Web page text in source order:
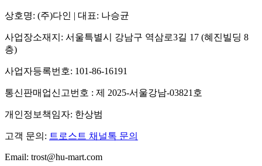
상호명: (주)다인 | 대표: 나승균
사업장소재지: 서울특별시 강남구 역삼로3길 17 (혜진빌딩 8
층)
사업자등록번호: 101-86-16191
통신판매업신고번호 : 제 2025-서울강남-03821호
개인정보책임자: 한상범
고객 문의: 트로스트 채널톡 문의
Email: trost@hu-mart.com